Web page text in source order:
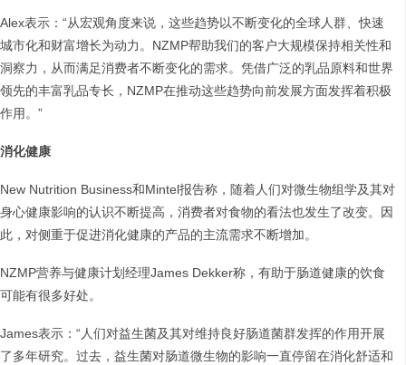
Alex表示：“从宏观角度来说，这些趋势以不断变化的全球人群、快速
城市化和财富增长为动力。NZMP帮助我们的客户大规模保持相关性和
洞察力，从而满足消费者不断变化的需求。凭借广泛的乳品原料和世界
领先的丰富乳品专长，NZMP在推动这些趋势向前发展方面发挥着积极
作用。”
消化健康
New Nutrition Business和Mintel报告称，随着人们对微生物组学及其对
身心健康影响的认识不断提高，消费者对食物的看法也发生了改变。因
此，对侧重于促进消化健康的产品的主流需求不断增加。
NZMP营养与健康计划经理James Dekker称，有助于肠道健康的饮食
可能有很多好处。
James表示：“人们对益生菌及其对维持良好肠道菌群发挥的作用开展
了多年研究。过去，益生菌对肠道微生物的影响一直停留在消化舒适和